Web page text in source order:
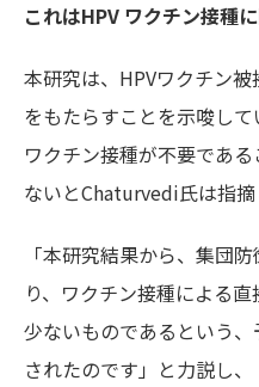
これはHPV ワクチン接種
本研究は、HPVワクチン
をもたらすことを示唆し
ワクチン接種が不要であ
ないとChaturvedi氏は指摘
「本研究結果から、集団
り、ワクチン接種による
少ないものであるという
されたのです」と力説し